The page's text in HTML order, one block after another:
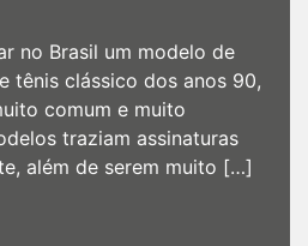
no Brasil um modelo de
tênis clássico dos anos 90,
comum e muito
traziam assinaturas
além de serem muito […]